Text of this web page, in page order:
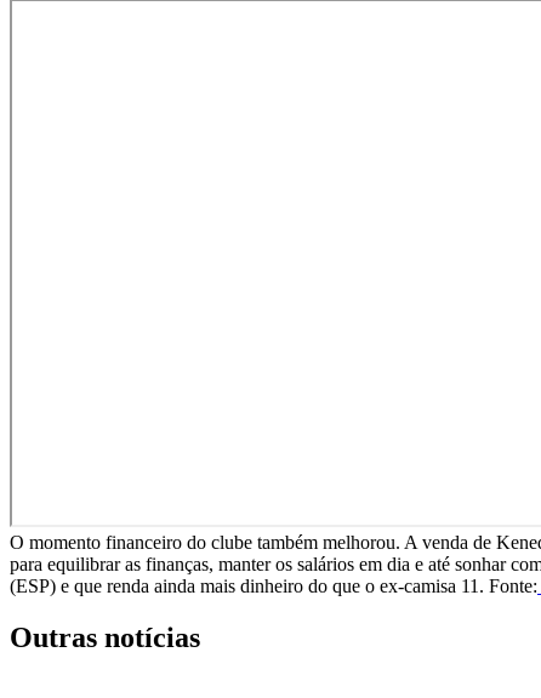
O momento financeiro do clube também melhorou. A venda de
para equilibrar as finanças, manter os salários em dia e até sonhar
(ESP) e que renda ainda mais dinheiro do que o ex-camisa 11. Fonte:
Outras notícias